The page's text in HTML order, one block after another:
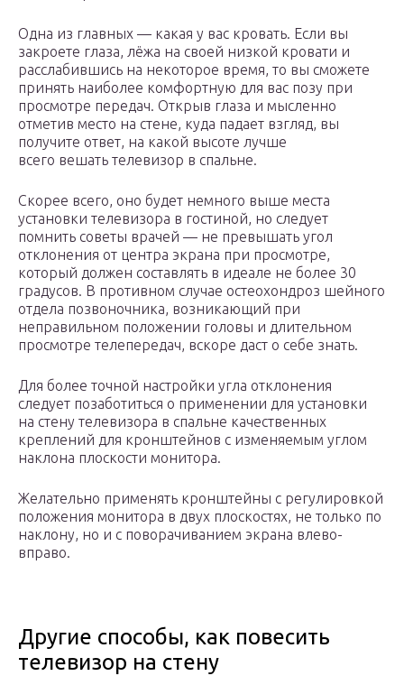
Одна из главных — какая у вас кровать. Если вы
закроете глаза, лёжа на своей низкой кровати и
расслабившись на некоторое время, то вы сможете
принять наиболее комфортную для вас позу при
просмотре передач. Открыв глаза и мысленно
отметив место на стене, куда падает взгляд, вы
получите ответ, на какой высоте лучше
всего вешать телевизор в спальне.
Скорее всего, оно будет немного выше места
установки телевизора в гостиной, но следует
помнить советы врачей — не превышать угол
отклонения от центра экрана при просмотре,
который должен составлять в идеале не более 30
градусов. В противном случае остеохондроз шейного
отдела позвоночника, возникающий при
неправильном положении головы и длительном
просмотре телепередач, вскоре даст о себе знать.
Для более точной настройки угла отклонения
следует позаботиться о применении для установки
на стену телевизора в спальне качественных
креплений для кронштейнов с изменяемым углом
наклона плоскости монитора.
Желательно применять кронштейны с регулировкой
положения монитора в двух плоскостях, не только по
наклону, но и с поворачиванием экрана влево-
вправо.
Другие способы, как повесить
телевизор на стену